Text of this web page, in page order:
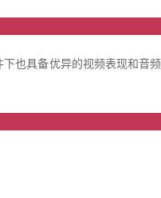
也具备优异的视频表现和音